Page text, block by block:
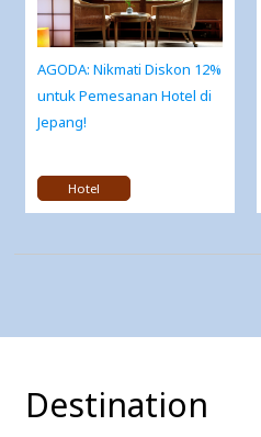
AGODA: Nikmati Diskon 12%
untuk Pemesanan Hotel di
Jepang!
Hotel
Destination